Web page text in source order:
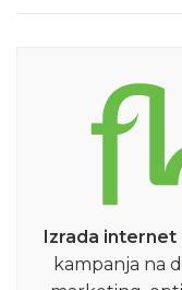
Izrada
kampanja na